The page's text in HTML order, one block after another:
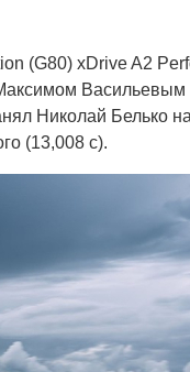
(G80) xDrive A2
Николай Белько
(13,008 с).